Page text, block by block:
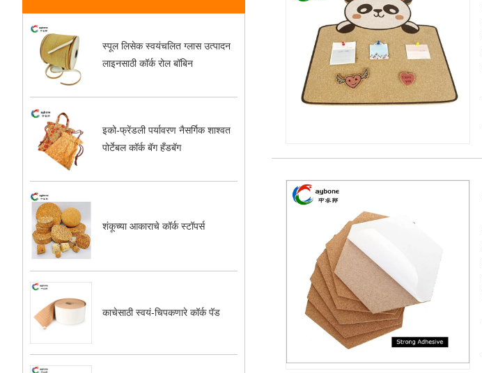
स्पूल लिसेक स्वयंचलित ग्लास उत्पादन
लाइनसाठी कॉर्क रोल बॉबिन
इको-फ्रेंडली पर्यावरण नैसर्गिक शाश्वत
पोर्टेबल कॉर्क बॅग हँडबॅग
शंकूच्या आकाराचे कॉर्क स्टॉपर्स
काचेसाठी स्वयं-चिपकणारे कॉर्क पॅड